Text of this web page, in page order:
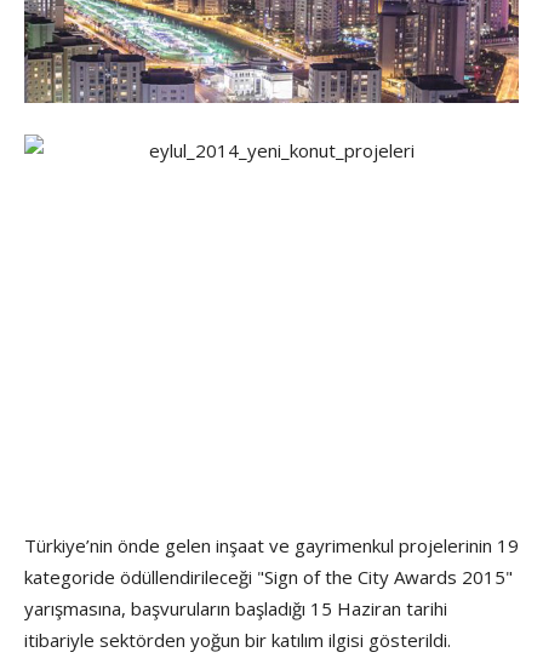
Türkiye’nin önde gelen inşaat ve gayrimenkul projelerinin 19
kategoride ödüllendirileceği "Sign of the City Awards 2015"
yarışmasına, başvuruların başladığı 15 Haziran tarihi
itibariyle sektörden yoğun bir katılım ilgisi gösterildi.